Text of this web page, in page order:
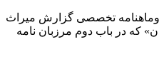
محمد صاحبی در شماره ۴۹ دوماهنامه تخصصی گزارش میراث
که در باب دوم مرزبان نامه